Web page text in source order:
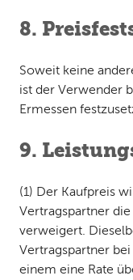
8.
Soweit keine
ist der Verwender
Ermessen
9.
(1) Der Kaufpreis
Vertragspartner
verweigert.
Vertragspartner
einem eine Rate